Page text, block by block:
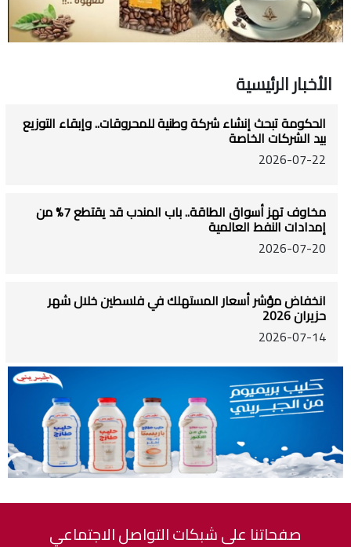
الأخبار الرئيسية
الحكومة تبحث إنشاء شركة وطنية للمحروقات.. وإبقاء التوزيع
بيد الشركات الخاصة
2026-07-22
مخاوف تهز أسواق الطاقة.. باب المندب قد يقتطع 7% من
إمدادات النفط العالمية
2026-07-20
انخفاض مؤشر أسعار المستهلك في فلسطين خلال شهر
حزيران 2026
2026-07-14
صفحاتنا على شبكات التواصل الاجتماعي